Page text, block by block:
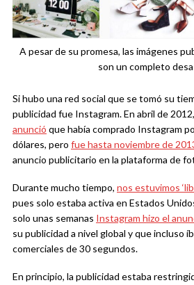
A pesar de su promesa, las imágenes
son un completo
Si hubo una red social que se tomó su
publicidad fue Instagram. En abril de 2012,
anunció que había comprado Instagram
dólares, pero fue hasta noviembre de
anuncio publicitario en la plataforma de
Durante mucho tiempo, nos estuvimos
pues solo estaba activa en Estados
solo unas semanas Instagram hizo el
su publicidad a nivel global y que incluso
comerciales de 30 segundos.
En principio, la publicidad estaba